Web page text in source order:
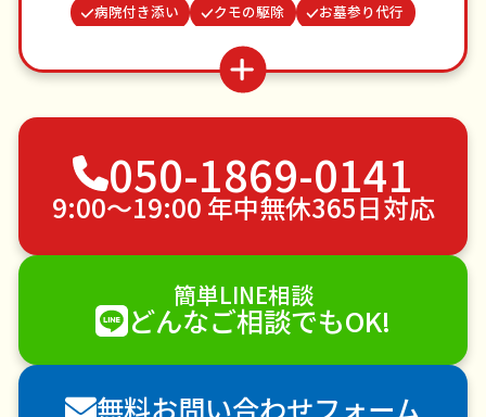
病院付き添い
クモの駆除
お墓参り代行
つた・ツルの撤去
遺品整理・生前整理
ゴキブリ駆除
場所取り代行
並び代行
家具組立
不用品回収
ゴミ屋敷片付け
引っ越し
植木の剪定
植木の伐採
手すり取り付け
ペットのお世話
エアコンクリーニング
DIY・日曜大工
ハウスクリーニング
雪かき・雪下ろし
襖（ふすま）の張替え
空き家管理
各種代行
害獣駆除
防草シート施工
ナメクジ駆除
害虫駆除
050-1869-0141
9:00〜19:00 年中無休365日対応
簡単LINE相談
どんなご相談でもOK!
無料お問い合わせフォーム